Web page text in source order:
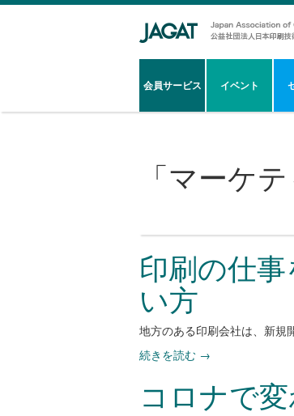
会員サービス イベント
「マーケ
印刷の仕
い方
地方のある印刷会社は、新規
続きを読む →
コロナで